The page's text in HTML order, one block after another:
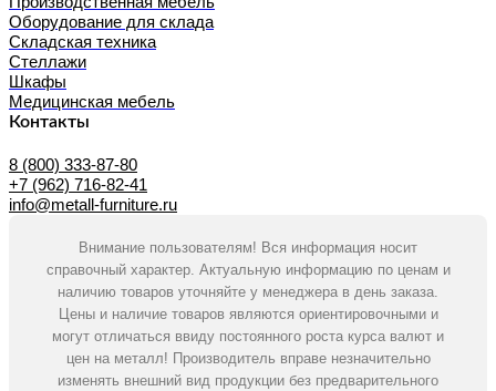
Оборудование для склада
Складская техника
Стеллажи
Шкафы
Медицинская мебель
Контакты
8 (800) 333-87-80
+7 (962) 716-82-41
info@metall-furniture.ru
Внимание пользователям! Вся информация носит
справочный характер. Актуальную информацию по ценам и
наличию товаров уточняйте у менеджера в день заказа.
Цены и наличие товаров являются ориентировочными и
могут отличаться ввиду постоянного роста курса валют и
цен на металл! Производитель вправе незначительно
изменять внешний вид продукции без предварительного